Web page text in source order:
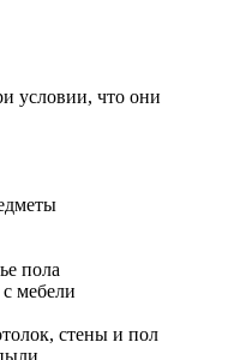
условии, что они
пола
мебели
стены и пол